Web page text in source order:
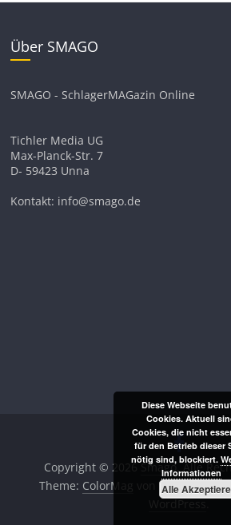
Über SMAGO
SMAGO - SchlagerMAGazin Online
Tichler Media UG
Max-Planck-Str. 7
D- 59423 Unna
Kontakt: info@smago.de
Copyright © 2026Smago. Alle
Theme: ColorMag
von ThemeGrill.
WordPress.
Diese Webseite
Cookies. Aktuell
Cookies, die nicht
für den Betrieb dieser
nötig sind, blockiert.
Informationen
Alle